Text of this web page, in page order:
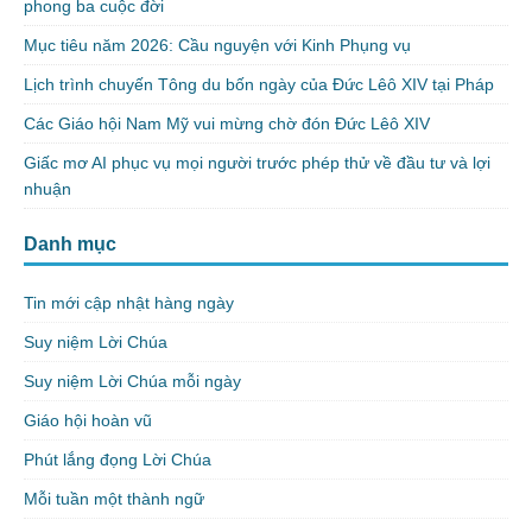
phong ba cuộc đời
Mục tiêu năm 2026: Cầu nguyện với Kinh Phụng vụ
Lịch trình chuyến Tông du bốn ngày của Đức Lêô XIV tại Pháp
Các Giáo hội Nam Mỹ vui mừng chờ đón Đức Lêô XIV
Giấc mơ AI phục vụ mọi người trước phép thử về đầu tư và lợi
nhuận
Danh mục
Tin mới cập nhật hàng ngày
Suy niệm Lời Chúa
Suy niệm Lời Chúa mỗi ngày
Giáo hội hoàn vũ
Phút lắng đọng Lời Chúa
Mỗi tuần một thành ngữ